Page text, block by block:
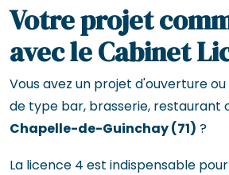
Votre projet
avec le Cabinet
Vous avez un projet d'ouverture
de type bar, brasserie, restaurant
Chapelle-de-Guinchay (71) ?
La licence 4 est indispensable